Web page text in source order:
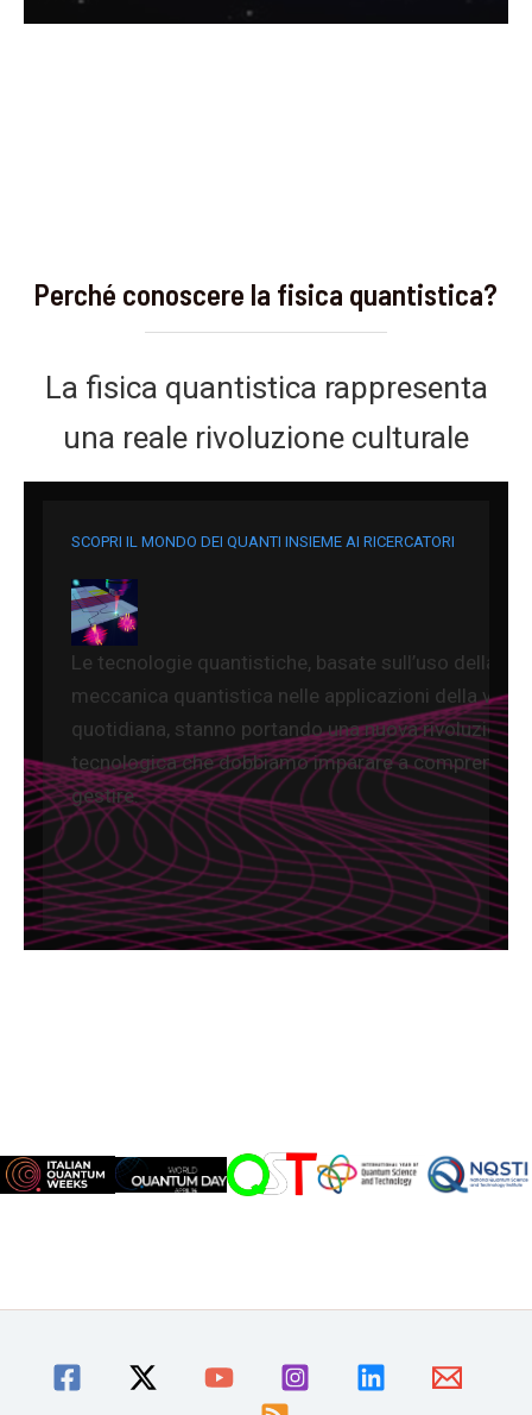
Perché conoscere la fisica quantistica?
La fisica quantistica rappresenta
una reale rivoluzione culturale
SCOPRI IL MONDO DEI QUANTI INSIEME AI RICERCATORI
Le tecnologie quantistiche, basate sull’uso della
meccanica quantistica nelle applicazioni della vita
quotidiana, stanno portando una nuova rivoluzione
tecnologica che dobbiamo imparare a
gestire.